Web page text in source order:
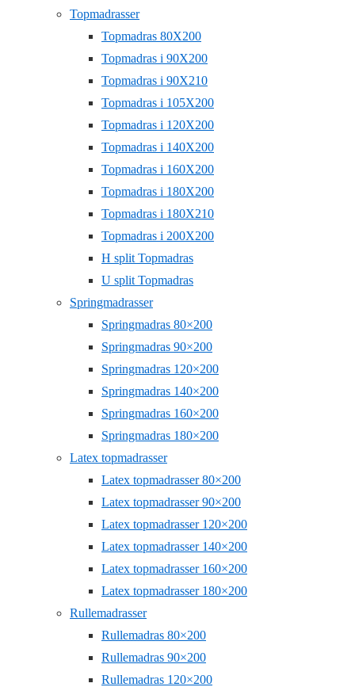
Topmadrasser
Topmadras 80X200
Topmadras i 90X200
Topmadras i 90X210
Topmadras i 105X200
Topmadras i 120X200
Topmadras i 140X200
Topmadras i 160X200
Topmadras i 180X200
Topmadras i 180X210
Topmadras i 200X200
H split Topmadras
U split Topmadras
Springmadrasser
Springmadras 80×200
Springmadras 90×200
Springmadras 120×200
Springmadras 140×200
Springmadras 160×200
Springmadras 180×200
Latex topmadrasser
Latex topmadrasser 80×200
Latex topmadrasser 90×200
Latex topmadrasser 120×200
Latex topmadrasser 140×200
Latex topmadrasser 160×200
Latex topmadrasser 180×200
Rullemadrasser
Rullemadras 80×200
Rullemadras 90×200
Rullemadras 120×200